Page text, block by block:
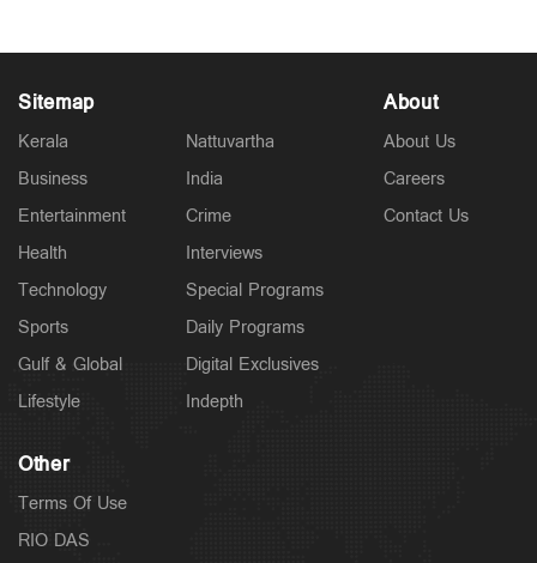
Sitemap
Kerala
Business
Entertainment
Health
Technology
Sports
Gulf & Global
Lifestyle
Nattuvartha
India
Crime
Interviews
Special Programs
Daily Programs
Digital Exclusives
Indepth
About
About Us
Careers
Contact Us
Other
Terms Of Use
RIO DAS